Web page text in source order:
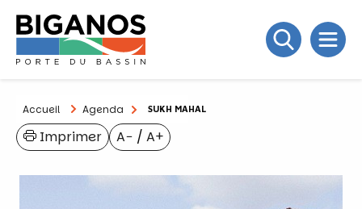
Accueil Agenda SUKH MAHAL
A− / A+
Imprimer